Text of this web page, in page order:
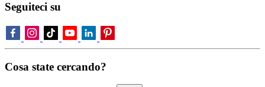
Seguiteci su
Cosa state cercando?